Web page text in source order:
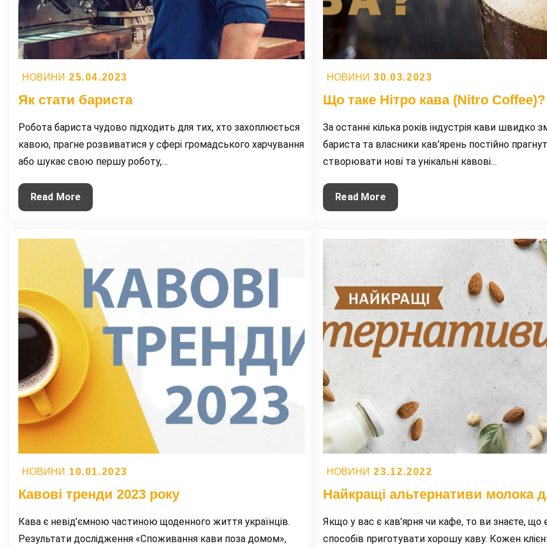
НОВИНИ Posted
25.04.2023
Як стати бариста
Робота бариста чудово підходить для тих, хто захоплюється
кавою, прагне розвиватися у сфері громадського харчування
або шукає свою першу роботу,…
Як
стати
Read More
НОВИНИ Posted
on
30.03.2023
Що таке Нітро кава (Nitro Coffee)?
За останні кілька років індустрія кави швидко
бариста та власники кав’ярень постійно
створювати нові та унікальні кавові…
Що
таке
(Nitro
Coffee)?
Read More
НОВИНИ Posted
10.01.2023
Кавові тренди 2023 року
Кава є невід’ємною частиною щоденного життя українців.
Результати дослідження «Споживання кави поза домом»,
НОВИНИ Posted
on
23.12.2022
Найкращі альтернативи молока
Якщо у вас є кав’ярня чи кафе, то ви знаєте, що
способів приготувати хорошу каву. Кожен